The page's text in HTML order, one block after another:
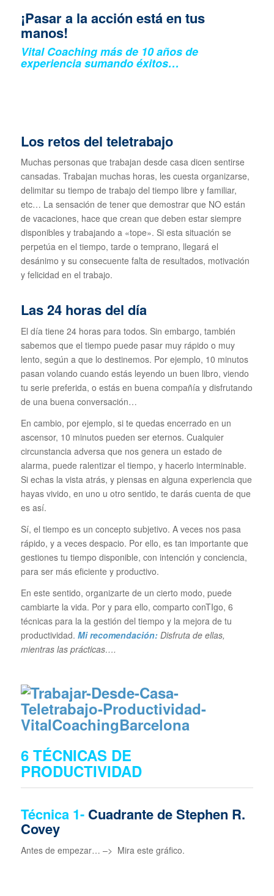
¡Pasar a la acción está en tus
manos!
Vital Coaching más de 10 años de
experiencia sumando éxitos…
Los retos del teletrabajo
Muchas personas que trabajan desde casa dicen sentirse
cansadas. Trabajan muchas horas, les cuesta organizarse,
delimitar su tiempo de trabajo del tiempo libre y familiar,
etc… La sensación de tener que demostrar que NO están
de vacaciones, hace que crean que deben estar siempre
disponibles y trabajando a «tope». Si esta situación se
perpetúa en el tiempo, tarde o temprano, llegará el
desánimo y su consecuente falta de resultados, motivación
y felicidad en el trabajo.
Las 24 horas del día
El día tiene 24 horas para todos. Sin embargo, también
sabemos que el tiempo puede pasar muy rápido o muy
lento, según a que lo destinemos. Por ejemplo, 10 minutos
pasan volando cuando estás leyendo un buen libro, viendo
tu serie preferida, o estás en buena compañía y disfrutando
de una buena conversación…
En cambio, por ejemplo, si te quedas encerrado en un
ascensor, 10 minutos pueden ser eternos. Cualquier
circunstancia adversa que nos genera un estado de
alarma, puede ralentizar el tiempo, y hacerlo interminable.
Si echas la vista atrás, y piensas en alguna experiencia que
hayas vivido, en uno u otro sentido, te darás cuenta de que
es así.
Sí, el tiempo es un concepto subjetivo. A veces nos pasa
rápido, y a veces despacio. Por ello, es tan importante que
gestiones tu tiempo disponible, con intención y conciencia,
para ser más eficiente y productivo.
En este sentido, organizarte de un cierto modo, puede
cambiarte la vida. Por y para ello, comparto conTIgo, 6
técnicas para la la gestión del tiempo y la mejora de tu
productividad. Mi recomendación:Disfruta de ellas,
mientras las prácticas….
6 TÉCNICAS DE
PRODUCTIVIDAD
Técnica 1-Cuadrante de Stephen R.
Covey
Antes de empezar… –> Mira este gráfico.